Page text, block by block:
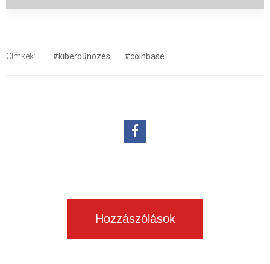
Címkék: #kiberbűnözés #coinbase
Hozzászólások